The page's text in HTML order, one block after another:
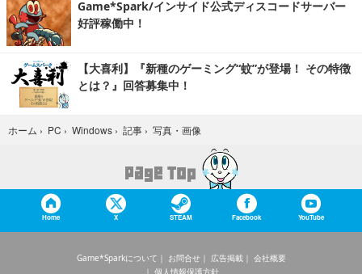
Game*Spark/インサイド公式ディスコードサーバー
好評稼働中！
【大喜利】『新種のゲーミング“蚊”が登場！ その特徴
とは？』回答募集中！
ホーム › PC › Windows › 記事 › 写真・画像
Home X STEAM Facebook YouTube
Game*Sparkについて お問合せ 広告掲載
会社概要
個人情報保護方針